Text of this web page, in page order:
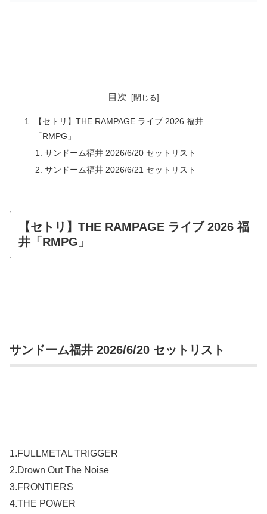
目次
【セトリ】THE RAMPAGE ライブ 2026 福井
「RMPG」
サンドーム福井 2026/6/20 セットリスト
サンドーム福井 2026/6/21 セットリスト
【セトリ】THE RAMPAGE ライブ 2026 福
井「RMPG」
サンドーム福井 2026/6/20 セットリスト
1.FULLMETAL TRIGGER
2.Drown Out The Noise
3.FRONTIERS
4.THE POWER